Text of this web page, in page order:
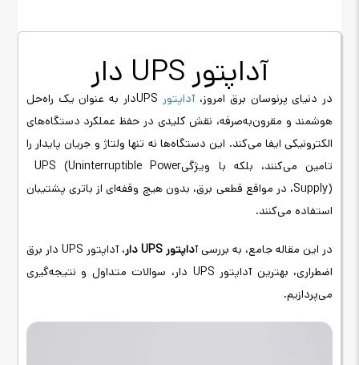
آداپتور UPS دار
در دنیای پرنوسان برق امروز،آداپتور UPSدار به عنوان یک راه‌حل
هوشمند و مقرون‌به‌صرفه، نقش کلیدی در حفظ عملکرد دستگاه‌های
الکترونیکی ایفا می‌کند. این دستگاه‌ها نه تنها ولتاژ و جریان پایدار را
تامین می‌کنند، بلکه با ویژگیUPS (Uninterruptible Power
Supply)، در مواقع قطعی برق، بدون هیچ وقفه‌ای از باتری پشتیبان
استفاده می‌کنند.
در این مقاله جامع، به بررسی آداپتورUPSدار، آداپتور UPS دار برق
اضطراری، بهترین آداپتور UPS دار، سوالات متداول و نتیجه‌گیری
می‌پردازیم.